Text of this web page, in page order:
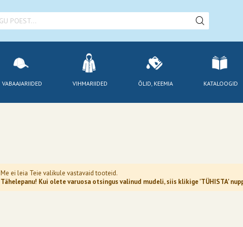
VABAAJARIIDED VIHMARIIDED ÕLID, KEEMIA KATALOOGID
Me ei leia Teie valikule vastavaid tooteid.
Tähelepanu! Kui olete varuosa otsingus valinud mudeli, siis klikige 'TÜHISTA'